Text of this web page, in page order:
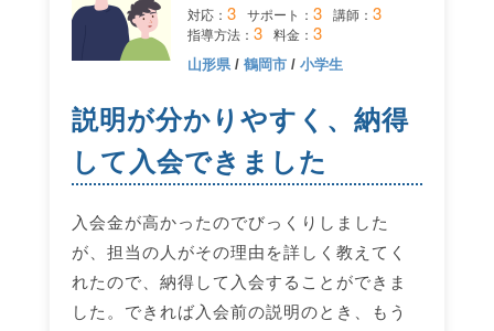
対応： 3 サポート： 3 講師： 3
指導方法： 3 料金： 3
山形県/ 鶴岡市/ 小学生
説明が分かりやすく、納得
して入会できました
入会金が高かったのでびっくりしました
が、担当の人がその理由を詳しく教えてく
れたので、納得して入会することができま
した。できれば入会前の説明のとき、もう